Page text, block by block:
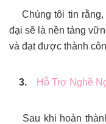
Chúng tôi tin rằng,
đại sẽ là nền tảng
và đạt được thành
3. Hỗ Trợ Nghề
Sau khi hoàn